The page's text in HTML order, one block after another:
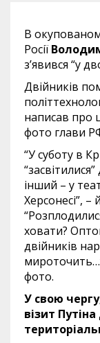
В
Росії
з’явився “у
Двійників
написав про
фото глави
“У суботу в
інший – у
Херсонесі”,
ховати?
двійників
фото.
У свою
візит